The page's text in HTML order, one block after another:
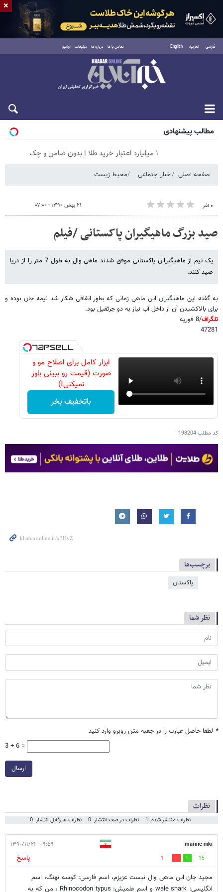
فارسی العربية English تماس با ما درباره ما تبلیغات آرشیو
جمعه ۱۶ مرداد ۱۴۰۵
مطالب پیشنهادی
۱ میلیارد اعتبار خرید طلا | بدون ضامن و چک
صفحه اصلی اخبار اجتماعی محیط زیست
۰ نفر ۲۱ بهمن ۱۳۹۰ - ۰۷:۰۰
صید بزرگ ماهیگیران پاکستانی /فیلم
یک تیم از ماهیگیراان پاکستانی موفق شدند ماهی وال به طول 7 متر را از دریا
صید کنند.
به گفته این ماهیگیران این ماهی زمانی که بطور اتفاقی شکار شد نیمه جان بوده و
برای بالاکشیدن آن از داخل آب نیاز به دو جرثقیل بود.
تلگراف/8 فوریه
47281
ابزار کامل برای اصلاح مو و
صورت (قیمت رو ببینی باور
نمیکنی!)
باتخفیف بخر
کد مطلب198204
برچسب‌ها
پاکستان
نظر شما
* لطفا حاصل عبارت را در جعبه متن روبرو وارد کنید
3 + 6 =
ارسال
نظرات
نظرات منتشر شده: 1 نظرات در صف انتشار: 0 نظرات غیرقابل انتشار: 0
marine niki ۰۹:۵۹ - ۱۳۹۰/۱۱/۲۱
15
1
پاسخ
مجید جان این ماهی وال نیست عزیزم، اسم فارسی: کوسه نهنگ، اسم
انگلیسی: wale shark و اسم علمیش: Rhinocodon typus ، من که به
×